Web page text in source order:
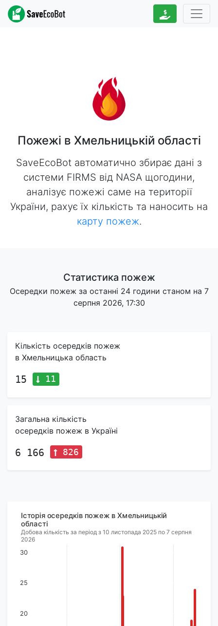
Пожежі в Хмельницькій області
SaveEcoBot автоматично збирає дані з
системи FIRMS від NASA щогодини,
аналізує пожежі саме на території
України, рахує їх кількість та наносить на
карту пожеж.
Статистика пожеж
Осередки пожеж за останні 24 години станом на 7
серпня 2026, 17:30
Кількість осередків пожеж
в Хмельницька область
15 11
Загальна кількість
осередків пожеж в Україні
6 166 826
Історія осередків пожеж в Хмельницькій
області
Добова кількість за період з 10 листопада 2025 по 7 серпня
2026
20
25
30